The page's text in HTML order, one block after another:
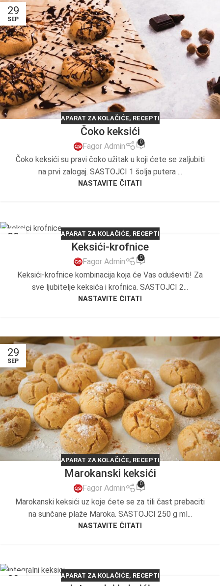
29
SEP
APARAT ZA KOLAČIĆE, RECEPTI
Čoko keksići
Fagor Admin 0
Čoko keksići su pravi čoko užitak u koji ćete se zaljubiti
na prvi zalogaj. SASTOJCI 1 šolja putera ...
NASTAVITE ČITATI
29 APARAT ZA KOLAČIĆE, RECEPTI
Keksići-krofnice
Fagor Admin 0
Keksići-krofnice kombinacija koja će Vas oduševiti! Za
sve ljubitelje keksića i krofnica. SASTOJCI 2...
NASTAVITE ČITATI
29
SEP
APARAT ZA KOLAČIĆE, RECEPTI
Marokanski keksići
Fagor Admin 0
Marokanski keksići uz koje ćete se za tili čast prebaciti
na sunčane plaže Maroka. SASTOJCI 250 g ml...
NASTAVITE ČITATI
29 APARAT ZA KOLAČIĆE, RECEPTI